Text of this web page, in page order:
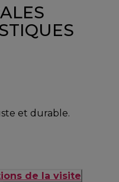
et durable.
de la visite